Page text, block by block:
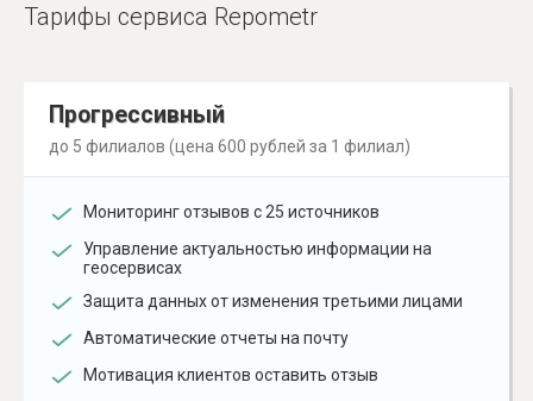
Тарифы сервиса Repometr
Прогрессивный
до 5 филиалов (цена 600 рублей за 1 филиал)
Мониторинг отзывов с 25 источников
Управление актуальностью информации на
геосервисах
Защита данных от изменения третьими лицами
Автоматические отчеты на почту
Мотивация клиентов оставить отзыв